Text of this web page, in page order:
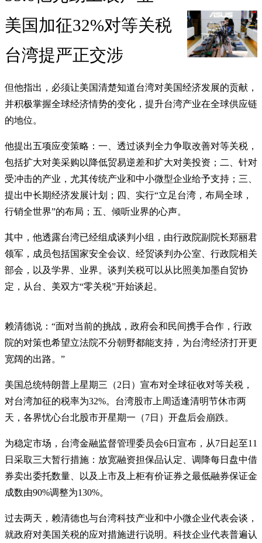
美国加征32%对等关税
台湾提严正交涉
但他指出，必须让美国清楚知道台湾对美国经济发展的贡献，
并积极掌握全球经济情势的变化，提升台湾产业在全球供应链
的地位。
他提出五项应变策略：一、透过谈判全力争取改善对等关税，
包括扩大对美采购以降低贸易逆差和扩大对美投资；二、针对
受冲击的产业，尤其传统产业和中小微型企业给予支持；三、
提出中长期经济发展计划；四、实行“立足台湾，布局全球，
行销全世界”的布局；五、倾听业界的心声。
其中，他透露台湾已经组成谈判小组，由行政院副院长郑丽君
领军，成员包括国家安全会议、经贸谈判办公室、行政院相关
部会，以及学界、业界。谈判关税可以从比照美加墨自贸协
定，从台、美双方“零关税”开始谈起。
赖清德说：“面对当前的挑战，政府会和民间携手合作，行政
院的对策也希望立法院不分朝野都能支持，为台湾经济打开更
宽阔的出路。”
美国总统特朗普上星期三（2日）宣布对全球征收对等关税，
对台湾加征的税率为32%。台湾股市上周适逢清明节休市两
天，各界忧心台北股市开星期一（7日）开盘后会崩跌。
为稳定市场，台湾金融监督管理委员会6日宣布，从7日起至11
日采取三大暂行措施：放宽融资担保品认定、调降每日盘中借
券卖出委托数量、以及上市及上柜有价证券之最低融券保证金
成数由90%调整为130%。
过去两天，赖清德也与台湾科技产业和中小微企业代表会谈，
就政府对美国关税的应对措施进行说明。科技企业代表普遍认